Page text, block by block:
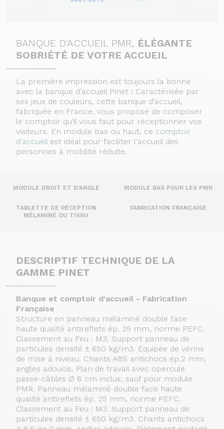
BANQUE D'ACCUEIL PMR, ÉLÉGANTE
SOBRIÉTÉ DE VOTRE ACCUEIL
La première impression est toujours la bonne
avec la banque d'accueil Pinet ! Caractérisée par
ses jeux de couleurs, cette banque d'accueil,
fabriquée en France, vous propose de composer
le comptoir qu'il vous faut pour réceptionner vos
visiteurs. En module bas ou haut, ce comptoir
d'accueilest idéal pour faciliter l'accueil des
personnes à mobilité réduite.
MODULE DROIT ET D'ANGLE MODULE BAS POUR LES PMR
TABLETTE DE RÉCEPTION
MÉLAMINÉ OU TISSU
FABRICATION FRANÇAISE
DESCRIPTIF TECHNIQUE DE LA
GAMME PINET
Banque et comptoir d'accueil - Fabrication
Française
Structure en panneau mélaminé double face
haute qualité antireflets ép. 25 mm, norme PEFC.
Classement au Feu : M3. Support panneau de
particules densité ± 650 kg/m3. Equipée de vérins
de mise à niveau. Chants ABS antichocs ép.2 mm,
angles adoucis. Plan de travail avec opercule
passe-câbles Ø 8 cm inclus, sauf pour module
PMR. Panneau mélaminé double face haute
qualité antireflets ép. 25 mm, norme PEFC.
Classement au Feu : M3. Support panneau de
particules densité ± 650 kg/m3. Chants antichocs